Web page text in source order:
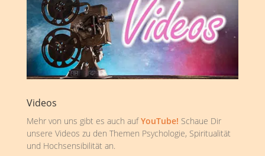
Videos
Mehr von uns gibt es auch aufYouTube! Schaue Dir
unsere Videos zu den Themen Psychologie, Spiritualität
und Hochsensibilität an.